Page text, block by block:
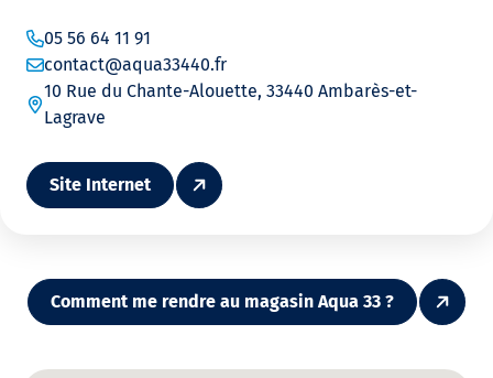
05 56 64 11 91
contact@aqua33440.fr
10 Rue du Chante-Alouette, 33440 Ambarès-et-
Lagrave
Site Internet
Comment me rendre au magasin Aqua 33 ?